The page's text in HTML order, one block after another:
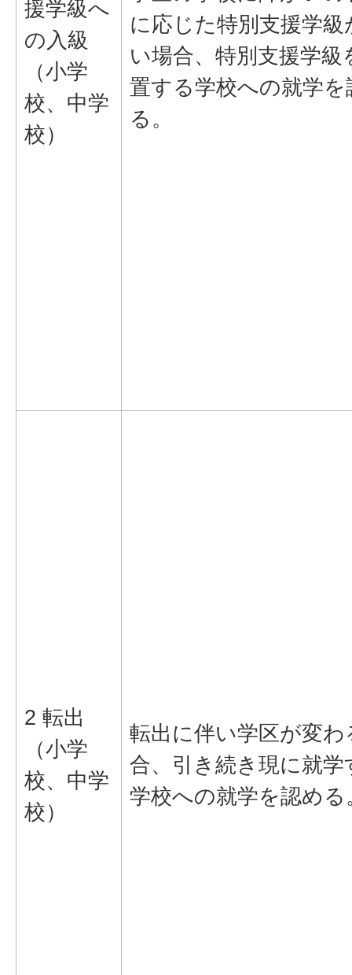
援学級へ
の入級
（小学
校、中学
校）
に応じた特別支援学級
い場合、特別支援学級
置する学校への就学を
る。
2 転出
（小学
校、中学
校）
転出に伴い学区が変わ
合、引き続き現に就学
学校への就学を認める